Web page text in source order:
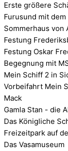
Erste größere
Furusund mit
Sommerhaus
Festung
Festung Oskar
Begegnung mit
Mein Schiff 2 in
Vorbeifahrt Mein
Mack
Gamla Stan - die
Das Königliche
Freizeitpark auf
Das Vasamuseum